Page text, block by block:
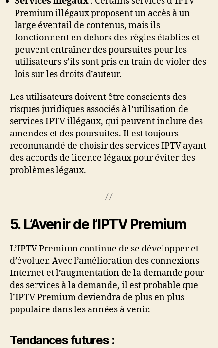
Premium illégaux proposent un accès à un
large éventail de contenus, mais ils
fonctionnent en dehors des règles établies et
peuvent entraîner des poursuites pour les
utilisateurs s’ils sont pris en train de violer des
lois sur les droits d’auteur.
Les utilisateurs doivent être conscients des
risques juridiques associés à l’utilisation de
services IPTV illégaux, qui peuvent inclure des
amendes et des poursuites. Il est toujours
recommandé de choisir des services IPTV ayant
des accords de licence légaux pour éviter des
problèmes légaux.
5. L’Avenir de l’IPTV Premium
L’IPTV Premium continue de se développer et
d’évoluer. Avec l’amélioration des connexions
Internet et l’augmentation de la demande pour
des services à la demande, il est probable que
l’IPTV Premium deviendra de plus en plus
populaire dans les années à venir.
Tendances futures :